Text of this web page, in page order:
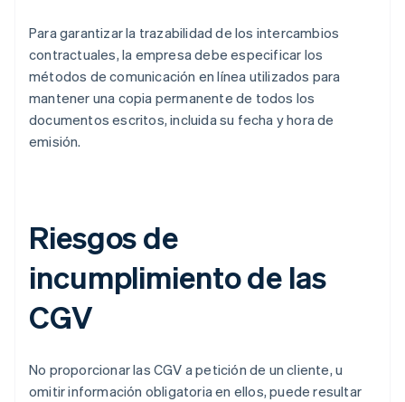
Para garantizar la trazabilidad de los intercambios
contractuales, la empresa debe especificar los
métodos de comunicación en línea utilizados para
mantener una copia permanente de todos los
documentos escritos, incluida su fecha y hora de
emisión.
Riesgos de
incumplimiento de las
CGV
No proporcionar las CGV a petición de un cliente, u
omitir información obligatoria en ellos, puede resultar